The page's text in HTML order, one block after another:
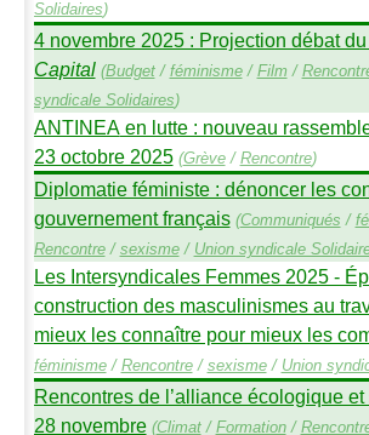
Solidaires)
4 novembre 2025 : Projection débat
Capital (Budget/ féminisme/ Film /
syndicale Solidaires)
ANTINEA en lutte : nouveau
23 octobre 2025 (Grève/ Rencontre)
Diplomatie féministe : dénoncer les
gouvernement français (Communiqués /
Rencontre/ sexisme/ Union syndicale
Les Intersyndicales Femmes 2025 -
construction des masculinismes au
mieux les connaître pour mieux les
féminisme/ Rencontre/ sexisme/ Union
Rencontres de l’alliance écologique
28 novembre (Climat/ Formation/